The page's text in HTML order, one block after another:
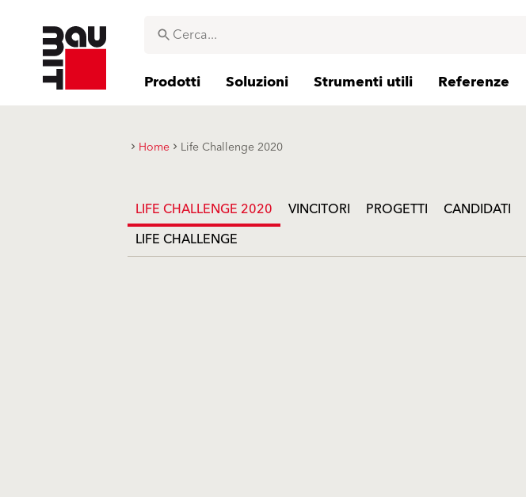
Prodotti Soluzioni Strumenti utili Referenze
Home Life Challenge 2020
LIFE CHALLENGE 2020 VINCITORI PROGETTI CANDIDATI
LIFE CHALLENGE